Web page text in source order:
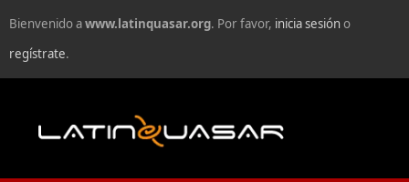
Bienvenido awww.latinquasar.org. Por favor, inicia sesióno
regístrate.